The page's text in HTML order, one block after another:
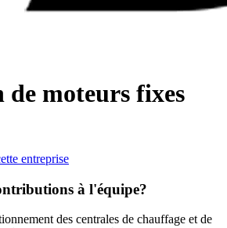
de moteurs fixes
entreprise
à l'équipe?
des centrales de chauffage et de